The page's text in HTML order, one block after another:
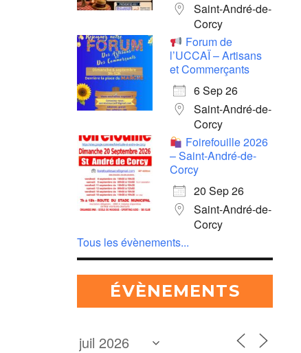
Saint-André-de-
Corcy
Forum de
l’UCCAÏ – Artisans
et Commerçants
6 Sep 26
Saint-André-de-
Corcy
Foirefouille 2026
– Saint-André-de-
Corcy
20 Sep 26
Saint-André-de-
Corcy
Tous les évènements...
ÉVÈNEMENTS